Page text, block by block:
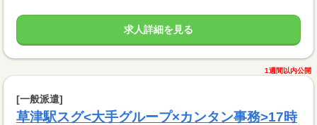
求人詳細を見る
1週間以内公開
[一般派遣]
草津駅スグ<大手グループ×カンタン事務>17時